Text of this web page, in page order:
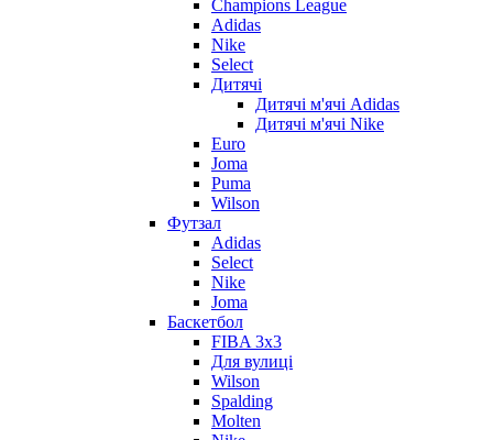
Champions League
Adidas
Nike
Select
Дитячі
Дитячі м'ячі Adidas
Дитячі м'ячі Nike
Euro
Joma
Puma
Wilson
Футзал
Adidas
Select
Nike
Joma
Баскетбол
FIBA 3x3
Для вулиці
Wilson
Spalding
Molten